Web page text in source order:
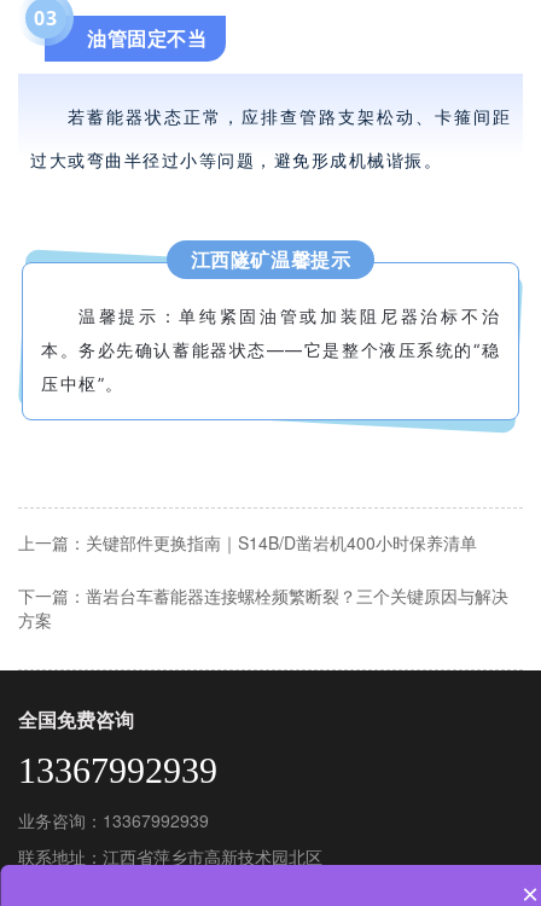
03
油管固定不当
若蓄能器状态正常，应排查管路支架松动、卡箍间距
过大或弯曲半径过小等问题，避免形成机械谐振。
江西隧矿温馨提示
温馨提示：单纯紧固油管或加装阻尼器治标不治
本。务必先确认蓄能器状态——它是整个液压系统的“稳
压中枢”。
上一篇：关键部件更换指南｜S14B/D凿岩机400小时保养清单
下一篇：凿岩台车蓄能器连接螺栓频繁断裂？三个关键原因与解决
方案
全国免费咨询
13367992939
业务咨询：13367992939
联系地址：江西省萍乡市高新技术园北区
×